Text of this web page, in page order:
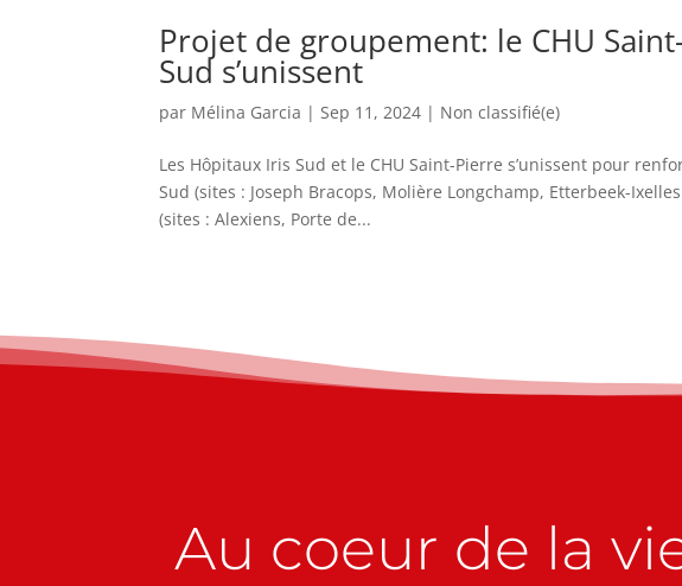
Projet de groupement: le CHU
Sud s’unissent
par Mélina Garcia |Sep 11, 2024 | Non classifié(e)
Les Hôpitaux Iris Sud et le CHU Saint-Pierre s’unissent pour
Sud (sites : Joseph Bracops, Molière Longchamp, Etterbeek-
(sites : Alexiens, Porte de...
Au coeur de la